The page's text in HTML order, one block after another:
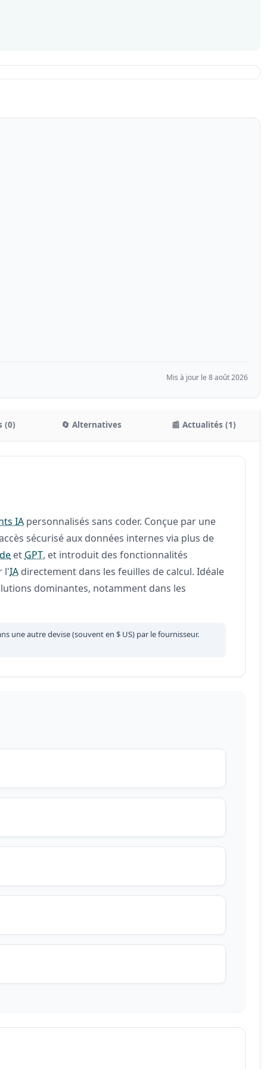
Mis à jour le 8 août 2026
(0) 🔄 Alternatives 📰 Actualités (1)
IA personnalisés sans coder. Conçue par une
sécurisé aux données internes via plus de
et GPT, et introduit des fonctionnalités
l'IA directement dans les feuilles de calcul. Idéale
dominantes, notamment dans les
une autre devise (souvent en $ US) par le fournisseur.